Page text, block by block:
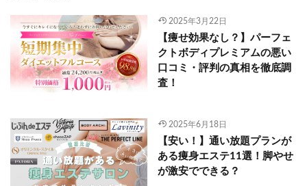
2025年3月22日
【痩せ効果なし？】パーフェ
クトボディプレミアムの悪い
口コミ・評判の真相を徹底調
査！
2025年6月18日
【安い！】通い放題プランが
ある痩身エステ11選！脚やせ
が激安でできる？